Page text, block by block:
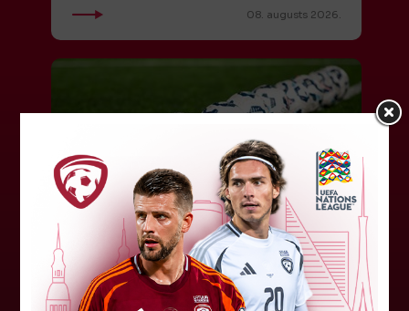
08. augusts 2026.
LFF DK 6. augusta lēmumi
LFF Disciplinārlietu komitejas sēdes protokols
Nr. DK 26/-38 Rīgā, 2026. gada 6. augustā.